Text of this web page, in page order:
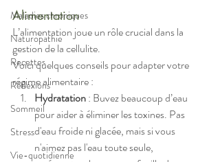
Maladies chroniques
Naturopathie
Recettes
Réflexions
Sommeil
Stress
Vie-quotidienne
Alimentation
L’alimentation joue un rôle crucial dans la
gestion de la cellulite.
Voici quelques conseils pour adapter votre
régime alimentaire :
Hydratation : Buvez beaucoup d’eau
pour aider à éliminer les toxines. Pas
d'eau froide ni glacée, mais si vous
n'aimez pas l'eau toute seule,